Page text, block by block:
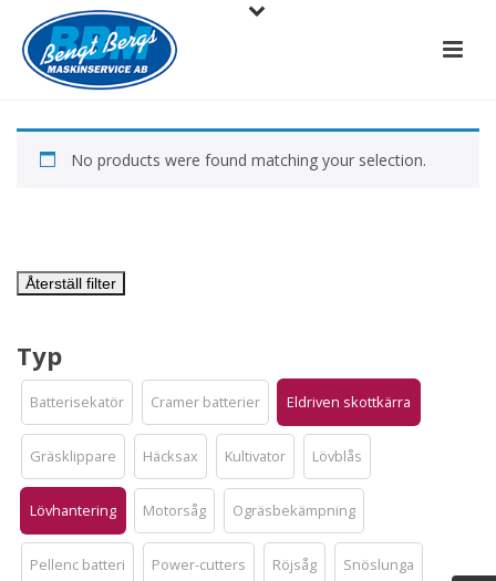
No products were found matching your selection.
Återställ filter
Typ
Batterisekatör Cramer batterier Eldriven skottkärra
Gräsklippare Häcksax Kultivator Lövblås
Lövhantering Motorsåg Ogräsbekämpning
Pellenc batteri Power-cutters Röjsåg Snöslunga